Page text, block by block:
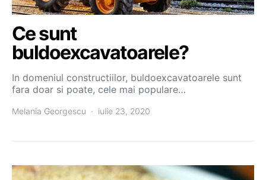
Ce sunt
buldoexcavatoarele?
In domeniul constructiilor, buldoexcavatoarele sunt
fara doar si poate, cele mai populare…
Melania Georgescu iulie 23, 2020